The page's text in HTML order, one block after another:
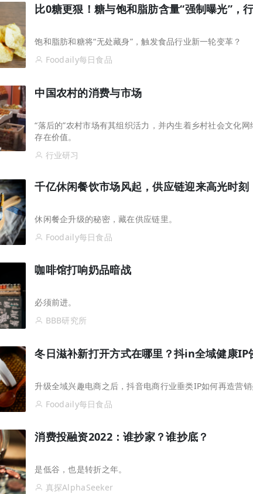
比0糖更狠！糖与饱和脂肪含量“强制曝光”，
饱和脂肪和糖将“无处藏身”，触发食品行业新一轮变革？
Foodaily每日食品
中国农村的消费与市场
“落后的”农村市场有其组织活力，并内生着乡村社会文化
存在价值。
行业研习
千亿休闲餐饮市场风起，供应链迎来高光时刻
休闲餐企升级的秘密，藏在供应链里。
Foodaily每日食品
​咖啡馆打响奶品暗战
必须前进。
BBB研究所
冬日滋补新打开方式在哪里？抖in全域健康IP
升级全域兴趣电商之后，抖音电商行业垂类IP如何再造营销
Foodaily每日食品
消费投融资2022：谁抄家？谁抄底？
是低谷，也是转折之年。
真探AlphaSeeker